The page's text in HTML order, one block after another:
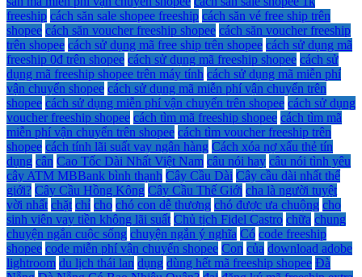
freeship cách săn sale shopee freeship cách săn vé free ship trên
shopee cách săn voucher freeship shopee cách săn voucher freeship
trên shopee cách sử dụng mã free ship trên shopee cách sử dụng mã
freeship 0đ trên shopee cách sử dụng mã freeship shopee cách sử
dụng mã freeship shopee trên máy tính cách sử dụng mã miễn phí
vận chuyển shopee cách sử dụng mã miễn phí vận chuyển trên
shopee cách sử dụng miễn phí vận chuyển trên shopee cách sử dụng
voucher freeship shopee cách tìm mã freeship shopee cách tìm mã
miễn phí vận chuyển trên shopee cách tìm voucher freeship trên
shopee cách tính lãi suất vay ngân hàng Cách xóa nợ xấu thẻ tín
dụng cân Cao Tốc Dài Nhất Việt Nam câu nói hay câu nói tình yêu
cây ATM MBBank bình thạnh Cây Cầu Dài Cây cầu dài nhất thế
giới? Cây Cầu Hồng Kông Cây Cầu Thế Giới cha là người tuyệt
vời nhất chặt chỉ cho chó con dễ thương chó được ưa chuộng cho
sinh viên vay tiền không lãi suất Chủ tịch Fidel Castro chữa chung
chuyện ngắn cuộc sống chuyện ngắn ý nghĩa Có code freeship
shopee code miễn phí vận chuyển shopee Con của download adobe
lightroom du lịch thái lan dụng dùng hết mã freeship shopee Đà